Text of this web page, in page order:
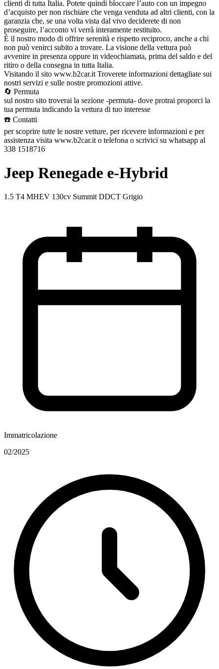
clienti di tutta Italia. Potete quindi bloccare l’auto con un impegno
d’acquisto per non rischiare che venga venduta ad altri clienti, con la
garanzia che, se una volta vista dal vivo deciderete di non
proseguire, l’acconto vi verrà interamente restituito.
È il nostro modo di offrire serenità e rispetto reciproco, anche a chi
non può venirci subito a trovare. La visione della vettura può
avvenire in presenza oppure in videochiamata, prima del saldo e del
ritiro o della consegna in tutta Italia.
Visitando il sito www.b2car.it Troverete informazioni dettagliate sui
nostri servizi e sulle nostre promozioni attive.
🔄 Permuta
sul nostro sito troverai la sezione -permuta- dove protrai proporci la
tua permuta indicando la vettura di tuo interesse
☎️ Contatti
per scoprire tutte le nostre vetture, per ricevere informazioni e per
assistenza visita www.b2car.it o telefona o scrivici su whatsapp al
338 1518716
Jeep Renegade e-Hybrid
1.5 T4 MHEV 130cv Summit DDCT Grigio
Immatricolazione
02/2025